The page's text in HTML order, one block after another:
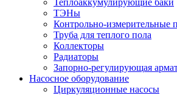
Теплоаккумулирующие баки
ТЭНы
Контрольно-
Труба для теплого пола
Коллекторы
Радиаторы
Запорно-регулирующая
Насосное оборудование
Циркуляционные насосы